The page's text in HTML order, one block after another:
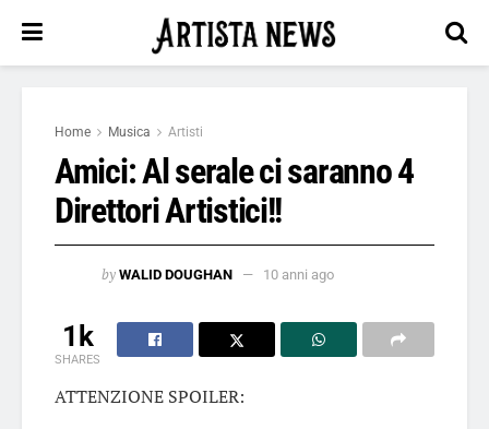
Home Musica Artisti
Amici: Al serale ci saranno 4
Direttori Artistici!!
by WALID DOUGHAN 10 anni ago
1k
SHARES
ATTENZIONE SPOILER: